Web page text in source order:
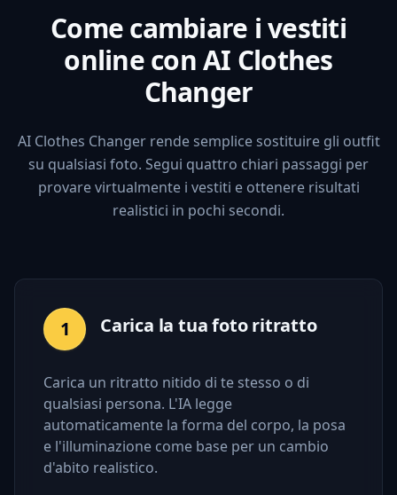
Come cambiare i vestiti
online con AI Clothes
Changer
AI Clothes Changer rende semplice sostituire gli outfit
su qualsiasi foto. Segui quattro chiari passaggi per
provare virtualmente i vestiti e ottenere risultati
realistici in pochi secondi.
1 Carica la tua foto ritratto
Carica un ritratto nitido di te stesso o di
qualsiasi persona. L'IA legge
automaticamente la forma del corpo, la posa
e l'illuminazione come base per un cambio
d'abito realistico.